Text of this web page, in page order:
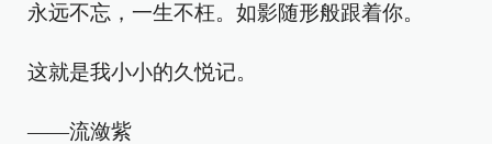
永远不忘，一生不枉。如影随形般跟着你。
这就是我小小的久悦记。
——流潋紫